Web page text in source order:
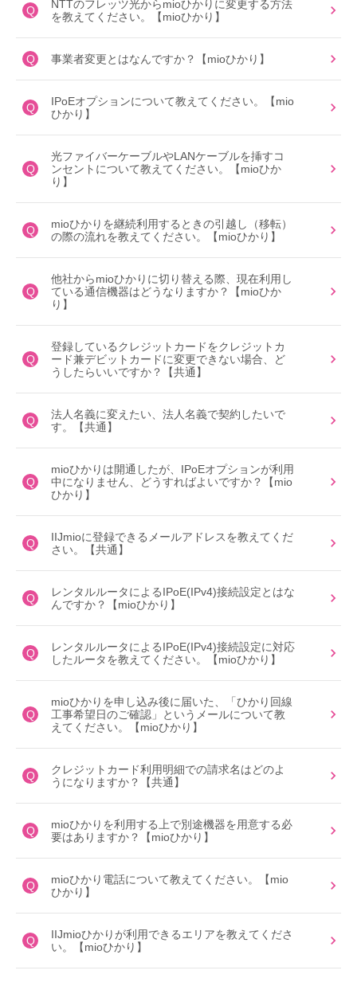
Q
NTTのフレッツ光からmioひかりに変更する方法
を教えてください。【mioひかり】
Q 事業者変更とはなんですか？【mioひかり】
Q
IPoEオプションについて教えてください。【mio
ひかり】
Q
光ファイバーケーブルやLANケーブルを挿すコ
ンセントについて教えてください。【mioひか
り】
Q
mioひかりを継続利用するときの引越し（移転）
の際の流れを教えてください。【mioひかり】
Q
他社からmioひかりに切り替える際、現在利用し
ている通信機器はどうなりますか？【mioひか
り】
Q
登録しているクレジットカードをクレジットカ
ード兼デビットカードに変更できない場合、ど
うしたらいいですか？【共通】
Q
法人名義に変えたい、法人名義で契約したいで
す。【共通】
Q
mioひかりは開通したが、IPoEオプションが利用
中になりません、どうすればよいですか？【mio
ひかり】
Q
IIJmioに登録できるメールアドレスを教えてくだ
さい。【共通】
Q
レンタルルータによるIPoE(IPv4)接続設定とはな
んですか？【mioひかり】
Q
レンタルルータによるIPoE(IPv4)接続設定に対応
したルータを教えてください。【mioひかり】
Q
mioひかりを申し込み後に届いた、「ひかり回線
工事希望日のご確認」というメールについて教
えてください。【mioひかり】
Q
クレジットカード利用明細での請求名はどのよ
うになりますか？【共通】
Q
mioひかりを利用する上で別途機器を用意する必
要はありますか？【mioひかり】
Q
mioひかり電話について教えてください。【mio
ひかり】
Q
IIJmioひかりが利用できるエリアを教えてくださ
い。【mioひかり】